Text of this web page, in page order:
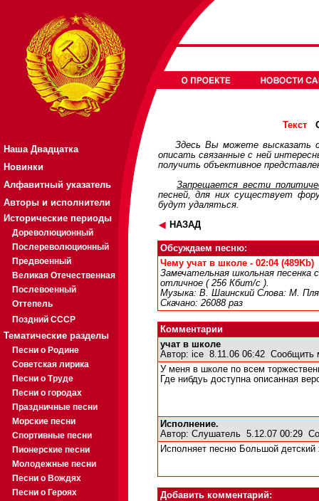
Наша Двадцатка
Новинки
Алфавитный указатель
Авторы и исполнители
Исторические периоды
Дореволюционный
Послереволюционный
Предвоенный
Великая Отечественная
Послевоенный
Оттепель
Поздний СССР
Тематические разделы
Песни о Родине
Советская лирика
Песни о Труде
Песни о городах
Праздничные песни
Морские песни
Спортивные песни
Пионерские песни
Молодежные песни
Песни о Вождях
Песни о Героях
Текст
Здесь Вы можете высказать
описать связанные с ней
получить объективное
Запрещается вести
песней, для них существует
будут удаляться.
НАЗАД
Обсуждаем песню:
Чему учат в школе - 02:04 (489Kb)
Замечательная школьная песенка
отличное ( 256 Кбит/с ).
Музыка: В. Шаинский Слова: М.
Скачано: 26088 раз
Комментарии
учат в школе
Автор: ice 8.11.06 06:42 Сообщить
У меня в школе по всем
Где нибдуь доступна описанная
Исполнение.
Автор: Слушатель 5.12.07 00:29
Исполняет песню Большой
Добавить комментарий: